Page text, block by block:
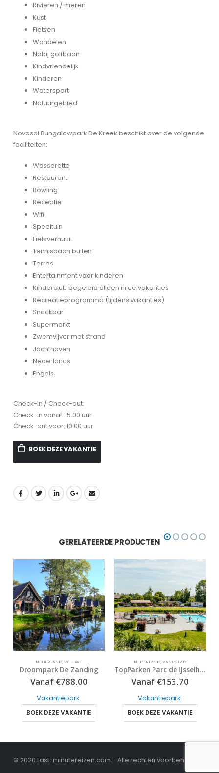
Rivieren / meren
Kust
Fietsen
Wandelen
Nabij golfbaan
Kindvriendelijk
Kinderen
Watersport
Natuurgebied
Novasol Bungalowpark De Kreek beschikt over de volgende
faciliteiten:
Wasserette
Restaurant
Bowling
Receptie
Wifi
Speeltuin
Fietsverhuur
Tennisbaan buiten
Terras
Entertainment voor kinderen
Kinderclub begeleid alleen in de vakanties
Recreatieprogramma (tijdens vakanties)
Snackbar
Supermarkt
Zwemvijver met strand
Jachthaven
Nederlands
Engels
Check-in / Check-out:
Check-in vanaf: 15.00 uur
Check-out voor: 10.00 uur
BOEK DEZE VAKANTIE
GERELATEERDE PRODUCTEN
NEDERLAND,RANDSTAD
Vanaf €153,70
Vakantiepark.
BOEK DEZE VAKANTIE
FRIESE MEREN,NEDERLAND
Recreatiepark Tusken De Marren
Vanaf €247,00
Vakantiepark.
BOEK DEZE VAKANTIE
© 2020 Last-minutereizen.com - Alle rechten voorbehouden